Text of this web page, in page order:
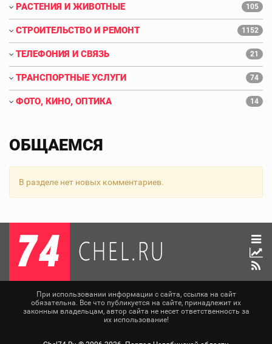
РАСТЕНИЯ И ЖИВОТНЫЕ 105
СТРОИТЕЛЬСТВО И РЕМОНТ 1152
ТЕЛЕФОНИЯ И СВЯЗЬ 21
ТРАНСПОРТНЫЕ УСЛУГИ 74
ФОТО, КИНО, ОПТИКА 14
ОБЩАЕМСЯ
В разделе нет новых комментариев.
При использовании информации с сайта, ссылка на сайт
обязательна. Все что публикуется на сайте, принадлежит их
законным владельцам, автор сайта не несет ответственность за
их использование!